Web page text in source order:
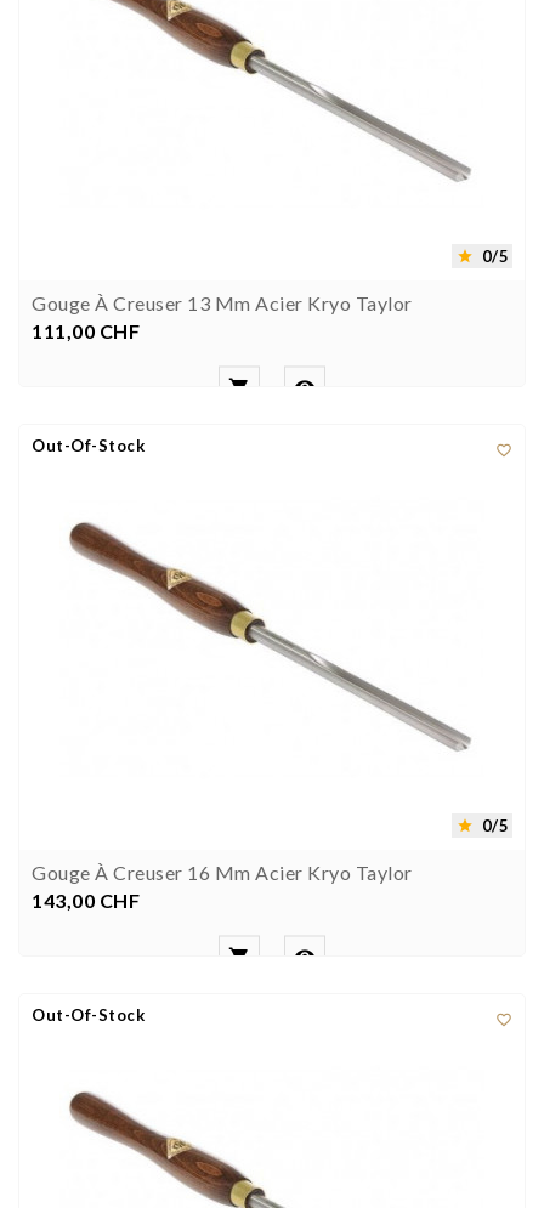
 0/5
Gouge À Creuser 13 Mm Acier Kryo Taylor
Prezzo
111,00 CHF
 

 0/5
Out-Of-Stock
Gouge À Creuser 16 Mm Acier Kryo Taylor
Prezzo
143,00 CHF
 

Out-Of-Stock